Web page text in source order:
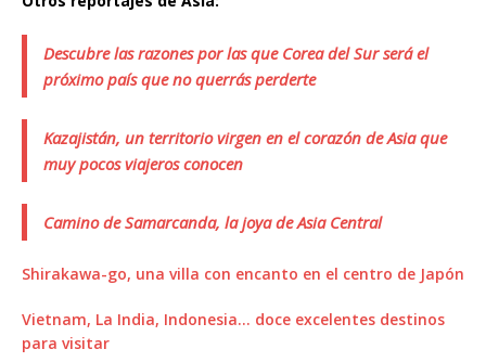
Descubre las razones por las que Corea del Sur será el
próximo país que no querrás perderte
Kazajistán, un territorio virgen en el corazón de Asia que
muy pocos viajeros conocen
Camino de Samarcanda, la joya de Asia Central
Shirakawa-go, una villa con encanto en el centro de Japón
Vietnam, La India, Indonesia… doce excelentes destinos
para visitar